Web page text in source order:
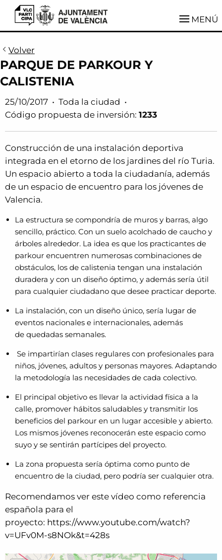
VLCParticipa MENÚ
Volver
PARQUE DE PARKOUR Y
CALISTENIA
25/10/2017 • Toda la ciudad •
Código propuesta de inversión: 1233
Construcción de una instalación deportiva
integrada en el etorno de los jardines del río Turia.
Un espacio abierto a toda la ciudadanía, además
de un espacio de encuentro para los jóvenes de
Valencia.
La estructura se compondría de muros y barras, algo
sencillo, práctico. Con un suelo acolchado de caucho y
árboles alrededor. La idea es que los practicantes de
parkour encuentren numerosas combinaciones de
obstáculos, los de calistenia tengan una instalación
duradera y con un diseño óptimo, y además sería útil
para cualquier ciudadano que desee practicar deporte.
La instalación, con un diseño único, sería lugar de
eventos nacionales e internacionales, además
de quedadas semanales.
Se impartirían clases regulares con profesionales para
niños, jóvenes, adultos y personas mayores. Adaptando
la metodología las necesidades de cada colectivo.
El principal objetivo es llevar la actividad física a la
calle, promover hábitos saludables y transmitir los
beneficios del parkour en un lugar accesible y abierto.
Los mismos jóvenes reconocerán este espacio como
suyo y se sentirán partícipes del proyecto.
La zona propuesta sería óptima como punto de
encuentro de la ciudad, pero podría ser cualquier otra.
Recomendamos ver este vídeo como referencia
española para el
proyecto: https://www.youtube.com/watch?
v=UFv0M-s8NOk&t=428s